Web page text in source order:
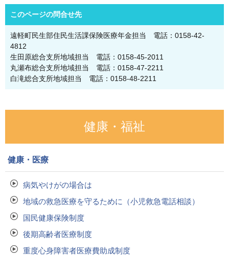
このページの問合せ先
遠軽町民生部住民生活課保険医療年金担当 電話：0158-42-
4812
生田原総合支所地域担当 電話：0158-45-2011
丸瀬布総合支所地域担当 電話：0158-47-2211
白滝総合支所地域担当 電話：0158-48-2211
健康・福祉
健康・医療
病気やけがの場合は
地域の救急医療を守るために（小児救急電話相談）
国民健康保険制度
後期高齢者医療制度
重度心身障害者医療費助成制度